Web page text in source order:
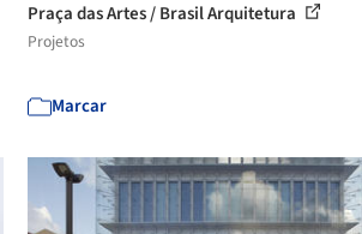
Praça das Artes / Brasil Arquitetura
Projetos
Marcar